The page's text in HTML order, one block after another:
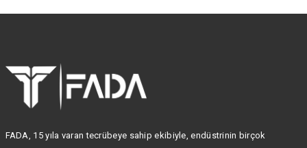
FADA, 15 yıla varan tecrübeye sahip ekibiyle, endüstrinin birçok